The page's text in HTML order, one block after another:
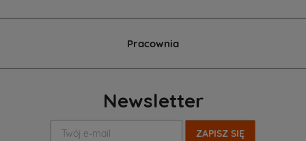
Pracownia
Newsletter